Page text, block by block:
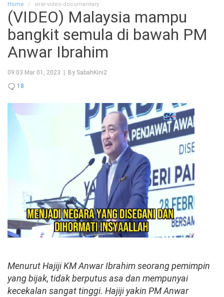
Home viral-video-documentary
(VIDEO) Malaysia mampu
bangkit semula di bawah PM
Anwar Ibrahim
09:03 Mar 01, 2023 | By SabahKini2
18
Menurut Hajiji KM Anwar Ibrahim seorang pemimpin
yang bijak, tidak berputus asa dan mempunyai
kecekalan sangat tinggi. Hajiji yakin PM Anwar